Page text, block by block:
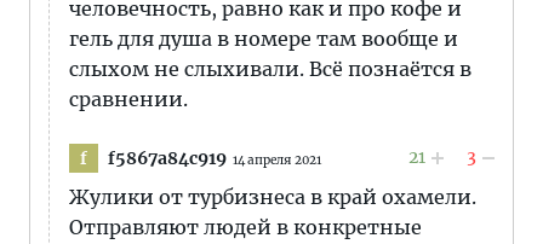
человечность, равно как и про кофе и
гель для душа в номере там вообще и
слыхом не слыхивали. Всё познаётся в
сравнении.
f f5867a84c919 14 апреля 2021 21 3
Жулики от турбизнеса в край охамели.
Отправляют людей в конкретные